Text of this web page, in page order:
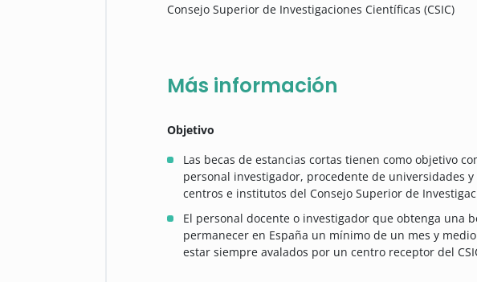
Consejo Superior de Investigaciones Científicas (CSIC)
Más información
Objetivo
Las becas de estancias cortas tienen como objetivo
personal investigador, procedente de universidades
centros e institutos del Consejo Superior de
El personal docente o investigador que obtenga una
permanecer en España un mínimo de un mes y
estar siempre avalados por un centro receptor del